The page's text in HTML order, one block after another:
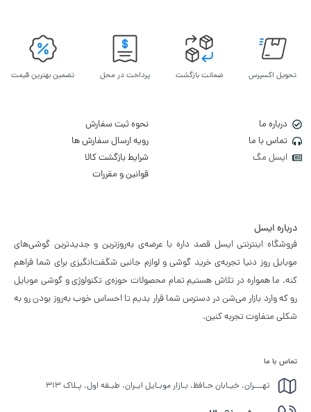
تحویل اکسپرس ضمانت بازگشت پرداخت در محل تضمین بهترین قیمت
درباره ما
تماس با ما
ایسل مگ
نحوه ثبت سفارش
رویه ارسال سفارش ها
شرایط بازگشت کالا
قوانین و مقررات
درباره ایسل
فروشگاه اینترنتی ایسل قصد داره با عرضه‌ی به‌روزترین و جدیدترین گوشی‌های
موبایل روز دنیا تجربه‌ی خرید گوشی و لوازم جانبی شگفت‌انگیزی برای شما فراهم
کنه. ما همواره در تلاش هستیم تمام محصولات حوزه‌ی تکنولوژی و گوشی موبایل
رو که وارد بازار می‌شن در دسترس شما قرار بدیم تا احساس خوب به‌روز بودن رو به
شکلی متفاوت تجربه کنین.
تماس با ما
تهـــران، خیـابان حـافظ، بـازار موبـایل ایـران، طبـقه اول، پـلاک ۳۱۳